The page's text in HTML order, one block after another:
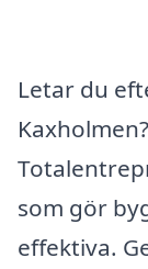
Letar du
som gör
effektiva.